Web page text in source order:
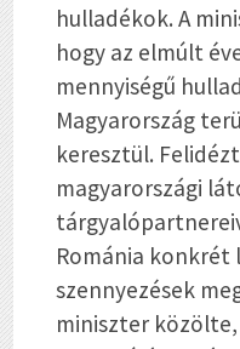
hulladékok. A
hogy az elmúlt
mennyiségű
Magyarország
keresztül.
magyarországi
Románia konkrét
szennyezések
miniszter